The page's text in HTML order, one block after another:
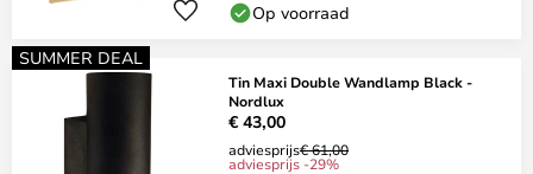
Op voorraad
SUMMER DEAL
Tin Maxi Double Wandlamp Black -
Nordlux
€ 43,00
adviesprijs€ 61,00
adviesprijs -29%